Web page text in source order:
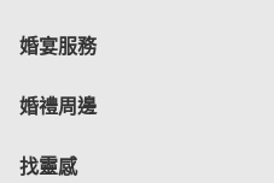
婚宴服務
婚禮周邊
找靈感